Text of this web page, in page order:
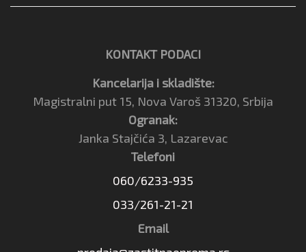
KONTAKT PODACI
Kancelarija i skladište:
Magistralni put 15, Nova Varoš 31320, Srbija
Ogranak:
Janka Stajčića 3, Lazarevac
Telefoni
060/6233-935
033/261-21-21
Email